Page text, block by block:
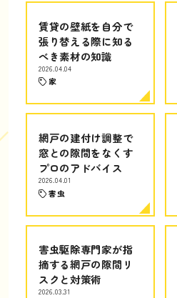
賃貸の壁紙を自分で
張り替える際に知る
べき素材の知識
2026.04.04
家
網戸の建付け調整で
窓との隙間をなくす
プロのアドバイス
2026.04.01
害虫
害虫駆除専門家が指
摘する網戸の隙間リ
スクと対策術
2026.03.31